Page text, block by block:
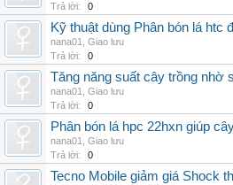
Trả lời:
0
Kỹ thuật dùng Phân bón lá htc
nana01
Giao lưu
Trả lời:
0
Tăng năng suất cây trồng nhờ
nana01
Giao lưu
Trả lời:
0
Phân bón lá hpc 22hxn giúp
nana01
Giao lưu
Trả lời:
0
Tecno Mobile giảm giá Shock